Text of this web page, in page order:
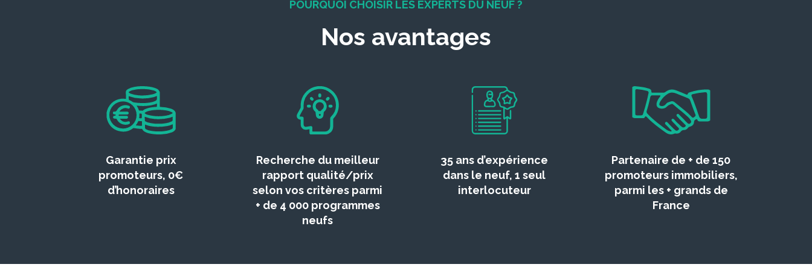
POURQUOI CHOISIR LES EXPERTS DU NEUF ?
Nos avantages
Garantie prix
promoteurs, 0€
d’honoraires
Recherche du meilleur
rapport qualité/prix
selon vos critères parmi
+ de 4 000 programmes
neufs
35 ans d’expérience
dans le neuf, 1 seul
interlocuteur
Partenaire de + de 150
promoteurs immobiliers,
parmi les + grands de
France